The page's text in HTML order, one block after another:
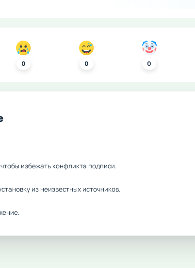
0 0 0
избежать конфликта подписи.
из неизвестных источников.